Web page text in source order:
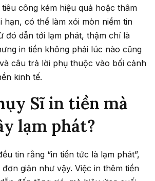
công kém hiệu quả hoặc thâm
hạn, có thể làm xói mòn niềm tin
đó dẫn tới lạm phát, thậm chí là
in tiền không phải lúc nào cũng
câu trả lời phụ thuộc vào bối cảnh
kinh tế.
Sĩ in tiền mà
lạm phát?
tin rằng “in tiền tức là lạm phát”,
giản như vậy. Việc in thêm tiền